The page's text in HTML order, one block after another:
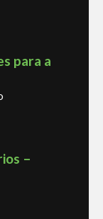
para a
–